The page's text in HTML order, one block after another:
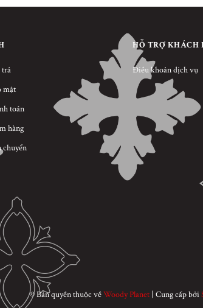
trả
mật
toán
hàng
chuyển
HỖ TRỢ KHÁCH
Điều khoản dịch vụ
© Bản quyền thuộc vềWoody Planet | Cung cấp bởi